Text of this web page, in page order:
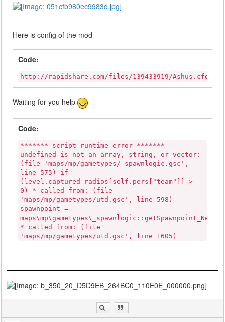
Here is config of the mod
Code:
http://rapidshare.com/files/139433919/Ashus.cfg
Waiting for you help
Code:
******* script runtime error *******
undefined is not an array, string, or vector:
(file 'maps/mp/gametypes/_spawnlogic.gsc',
line 575) if
(level.captured_radios[self.pers["team"]] >
0) * called from: (file
'maps/mp/gametypes/utd.gsc', line 598)
spawnpoint =
* called from: (file
'maps/mp/gametypes/utd.gsc', line 1605)
spawnPlayer(); * called from: (file
'maps/mp/gametypes/_menus.gsc', line 177)
from: (file 'maps/mp/gametypes/_menus.gsc',
line 58) self waittill("menuresponse", menu,
response); *
******************** ERROR: script runtime
error (see console for details) (file